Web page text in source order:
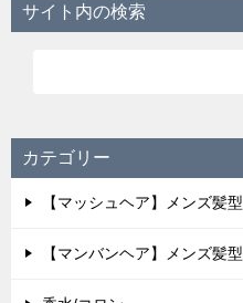
サイト内の検索
カテゴリー
【マッシュヘア】メンズ髪型
【マンバンヘア】メンズ髪型